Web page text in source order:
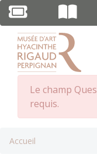
Aller au contenu principal
Message
d'erreur
Le champ
requis.
Fil
d'Ariane
Accueil
Panneau de gestion